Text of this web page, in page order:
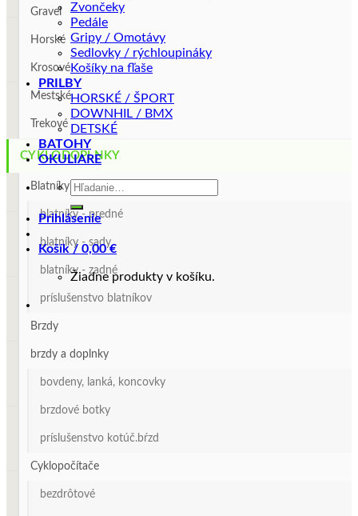
Zvončeky
Pedále
Gripy / Omotávy
Sedlovky / rýchloupináky
Košíky na fľaše
PRILBY
HORSKÉ / ŠPORT
DOWNHIL / BMX
DETSKÉ
BATOHY
OKULIARE
Hľadať:
Prihlásenie
Košík / 0,00€
Žiadne produkty v košíku.
Gravel
Horské
Krosové
Mestské
Trekové
CYKLODOPLNKY
Blatníky
blatníky - predné
blatníky - sady
blatníky - zadné
príslušenstvo blatníkov
Brzdy
brzdy a doplnky
bovdeny, lanká, koncovky
brzdové botky
príslušenstvo kotúč.bŕzd
Cyklopočítače
bezdrôtové